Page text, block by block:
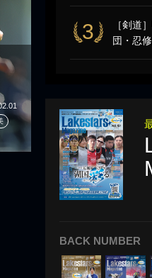
3
［剣道
団・忍
BACK NUMBER